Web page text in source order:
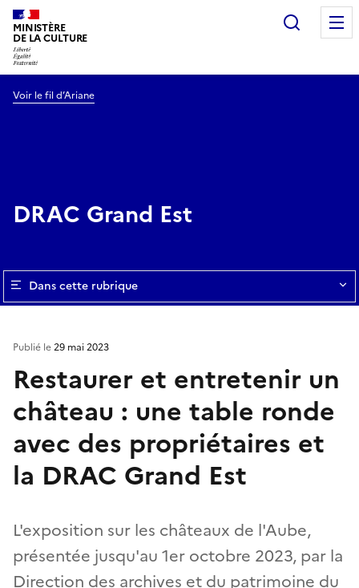
MINISTÈRE
DE LA CULTURE
Voir le fil d’Ariane
DRAC Grand Est
Dans cette rubrique
Restaurer et entretenir un
château : une table ronde
avec des propriétaires et
la DRAC Grand Est
L'exposition sur les châteaux de l'Aube,
présentée jusqu'au 1er octobre 2023, par la
Direction des archives et du patrimoine du
Publié le29 mai 2023